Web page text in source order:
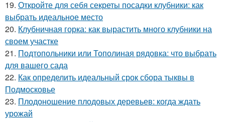
19. Откройте для себя секреты посадки клубники: как
выбрать идеальное место
20. Клубничная горка: как вырастить много клубники на
своем участке
21. Подтопольники или Тополиная рядовка: что выбрать
для вашего сада
22. Как определить идеальный срок сбора тыквы в
Подмосковье
23. Плодоношение плодовых деревьев: когда ждать
урожай